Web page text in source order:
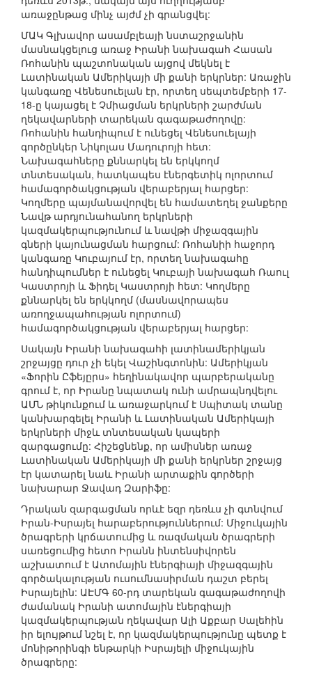
առաջընթաց մինչ այժմ չի գրանցվել:
ՄԱԿ Գլխավոր ասամբլեայի նստաշրջանին
մասնակցելուց առաջ Իրանի նախագահ Հասան
Ռոհանին պաշտոնական այցով մեկնել է
Լատինական Ամերիկայի մի քանի երկրներ: Առաջին
կանգառը Վենեսուելան էր, որտեղ սեպտեմբերի 17-
18-ը կայացել է Չմիացման երկրների շարժման
ղեկավարների տարեկան գագաթաժողովը:
Ռոհանին հանդիպում է ունեցել Վենեսուելայի
գործընկեր Նիկոլաս Մադուրոյի հետ:
Նախագահները քննարկել են երկկողմ
տնտեսական, հատկապես էներգետիկ ոլորտում
համագործակցության վերաբերյալ հարցեր:
Կողմերը պայմանավորվել են համատեղել ջանքերը
Նավթ արդյունահանող երկրների
կազմակերպությունում և նավթի միջազգային
գների կայունացման հարցում: Ռոհանիի հաջորդ
կանգառը Կուբայում էր, որտեղ նախագահը
հանդիպումներ է ունեցել Կուբայի նախագահ Ռաուլ
Կաստրոյի և Ֆիդել Կաստրոյի հետ: Կողմերը
քննարկել են երկկողմ (մասնավորապես
առողջապահության ոլորտում)
համագործակցության վերաբերյալ հարցեր:
Սակայն Իրանի նախագահի լատինամերիկյան
շրջայցը դուր չի եկել Վաշինգտոնին: Ամերիկյան
«Ֆորին Ըֆեյըրս» հեղինակավոր պարբերականը
գրում է, որ Իրանը նպատակ ունի ամրապնդվելու
ԱՄՆ թիկունքում և առաջարկում է Սպիտակ տանը
կանխարգելել Իրանի և Լատինական Ամերիկայի
երկրների միջև տնտեսական կապերի
զարգացումը: Հիշեցնենք, որ ամիսներ առաջ
Լատինական Ամերիկայի մի քանի երկրներ շրջայց
էր կատարել նաև Իրանի արտաքին գործերի
նախարար Ջավադ Զարիֆը:
Դրական զարգացման որևէ եզր դեռևս չի գտնվում
Իրան-Իսրայել հարաբերություններում: Միջուկային
ծրագրերի կրճատումից և ռազմական ծրագրերի
սառեցումից հետո Իրանն ինտենսիվորեն
աշխատում է Ատոմային էներգիայի միջազգային
գործակալության ուսումնասիրման դաշտ բերել
Իսրայելին: ԱԷՄԳ 60-րդ տարեկան գագաթաժողովի
ժամանակ Իրանի ատոմային էներգիայի
կազմակերպության ղեկավար Ալի Աքբար Սալեհին
իր ելույթում նշել է, որ կազմակերպությունը պետք է
մոնիթորինգի ենթարկի Իսրայելի միջուկային
ծրագրերը: